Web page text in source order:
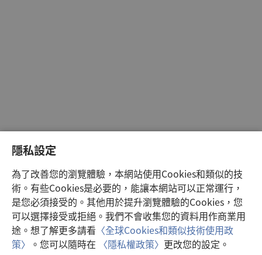
隱私設定
為了改善您的瀏覽體驗，本網站使用Cookies和類似的技
術。有些Cookies是必要的，能讓本網站可以正常運行，
是您必須接受的。其他用於提升瀏覽體驗的Cookies，您
可以選擇接受或拒絕。我們不會收集您的資料用作商業用
途。想了解更多請看 〈全球Cookies和類似技術使用政
策〉 。您可以隨時在 〈隱私權政策〉 更改您的設定。